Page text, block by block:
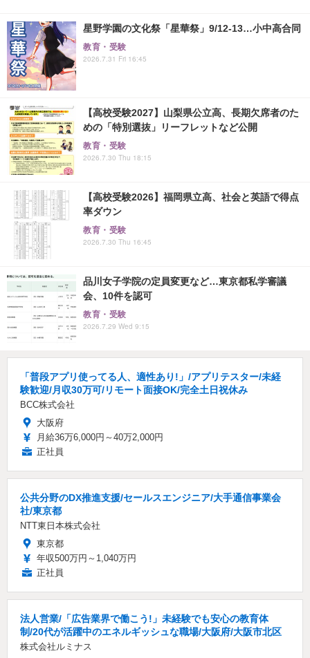
星野学園の文化祭「星華祭」9/12-13…小中高合同
教育・受験
2026.7.31 Fri 16:45
【高校受験2027】山梨県公立高、長期欠席者のた
めの「特別選抜」リーフレットなど公開
教育・受験
2026.7.30 Thu 18:15
【高校受験2026】福岡県立高、社会と英語で得点
率ダウン
教育・受験
2026.7.30 Thu 16:45
品川女子学院の定員変更など…東京都私学審議
会、10件を認可
教育・受験
2026.7.29 Wed 9:15
「普段アプリ使ってる人、適性あり!」/アプリテスター/未経
験歓迎/月収30万可/リモート面接OK/完全土日祝休み
BCC株式会社
大阪府
月給36万6,000円～40万2,000円
正社員
公共分野のDX推進支援/セールスエンジニア/大手通信事業会
社/東京都
NTT東日本株式会社
東京都
年収500万円～1,040万円
正社員
法人営業/「広告業界で働こう!」未経験でも安心の教育体
制/20代が活躍中のエネルギッシュな職場/大阪府/大阪市北区
株式会社ルミナス